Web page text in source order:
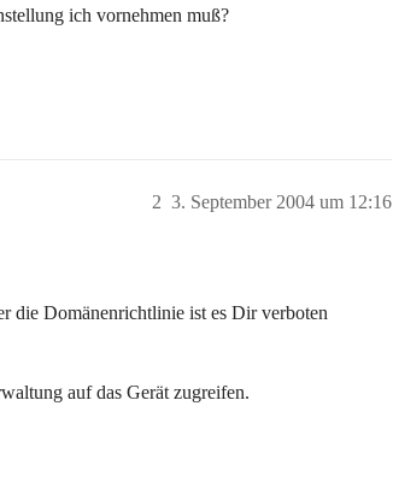
ich vornehmen muß?
3. September 2004 um 12:16
2
die Domänenrichtlinie ist es Dir verboten
auf das Gerät zugreifen.